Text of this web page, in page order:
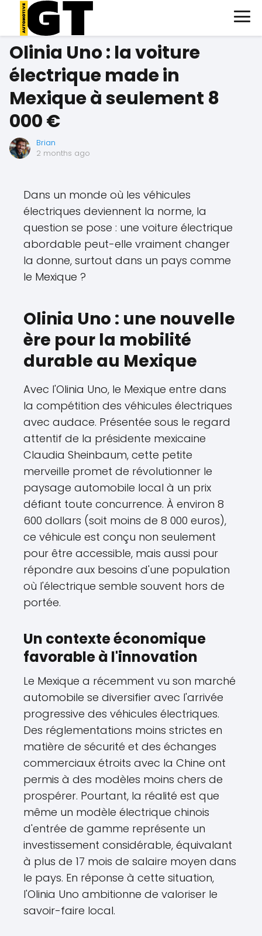
Olinia Uno : la voiture
électrique made in
Mexique à seulement 8
000 €
Brian
2 months ago
Dans un monde où les véhicules
électriques deviennent la norme, la
question se pose : une voiture électrique
abordable peut-elle vraiment changer
la donne, surtout dans un pays comme
le Mexique ?
Olinia Uno : une nouvelle
ère pour la mobilité
durable au Mexique
Avec l'Olinia Uno, le Mexique entre dans
la compétition des véhicules électriques
avec audace. Présentée sous le regard
attentif de la présidente mexicaine
Claudia Sheinbaum, cette petite
merveille promet de révolutionner le
paysage automobile local à un prix
défiant toute concurrence. À environ 8
600 dollars (soit moins de 8 000 euros),
ce véhicule est conçu non seulement
pour être accessible, mais aussi pour
répondre aux besoins d'une population
où l'électrique semble souvent hors de
portée.
Un contexte économique
favorable à l'innovation
Le Mexique a récemment vu son marché
automobile se diversifier avec l'arrivée
progressive des véhicules électriques.
Des réglementations moins strictes en
matière de sécurité et des échanges
commerciaux étroits avec la Chine ont
permis à des modèles moins chers de
prospérer. Pourtant, la réalité est que
même un modèle électrique chinois
d'entrée de gamme représente un
investissement considérable, équivalant
à plus de 17 mois de salaire moyen dans
le pays. En réponse à cette situation,
l'Olinia Uno ambitionne de valoriser le
savoir-faire local.